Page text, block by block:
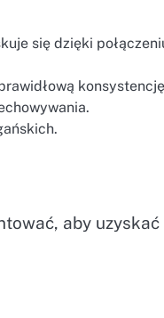
się dzięki
aby uzyskać